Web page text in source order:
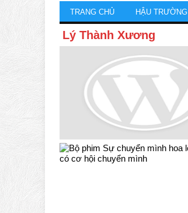
TRANG CHỦ HẬU TRƯỜNG
Lý Thành Xương